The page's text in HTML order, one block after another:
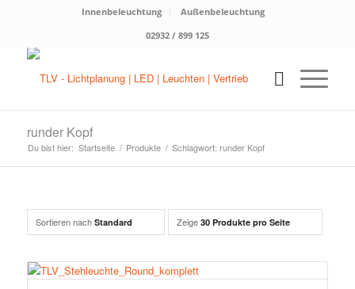
Innenbeleuchtung
Außenbeleuchtung
02932 / 899 125
runder Kopf
Du bist hier: Startseite / Produkte / Schlagwort: runder Kopf
Sortieren nach Standard Zeige 30 Produkte pro Seite